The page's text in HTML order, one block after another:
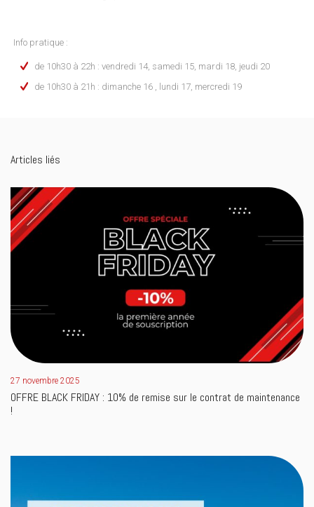
Info pratique :
de 10h30 à 22h : vendredi 14, samedi 15, mardi 18, jeudi 20
de 10h30 à 21h : dimanche 16 , lundi 17, mercredi 19
Articles liés
27 novembre 2025
OFFRE BLACK FRIDAY : 10% de remise sur le contrat de maintenance
!